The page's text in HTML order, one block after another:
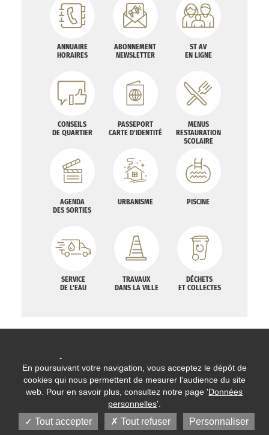
ANNUAIRE
HORAIRES
ABONNEMENT
NEWSLETTER
ST AV
EN LIGNE
CONSEILS
DE QUARTIER
PASSEPORT
CARTE D'IDENTITÉ
MENUS
RESTAURATION
SCOLAIRE
AGENDA
DES SORTIES
URBANISME PISCINE
SERVICE
DE L'EAU
TRAVAUX
DANS LA VILLE
DÉCHETS
ET COLLECTES
HÔTEL DE VILLE
BP 128
En poursuivant votre navigation, vous acceptez le dépôt de
cookies qui nous permettent de mesurer l'audience du site
web. Pour en savoir plus, consultez notre page 'Données
personnelles'.
Tout accepter Tout refuser Personnaliser